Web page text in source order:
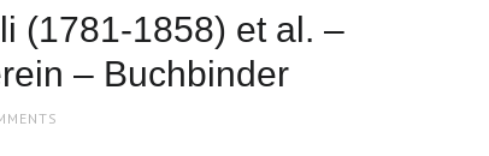
(1781-1858) et al. –
– Buchbinder